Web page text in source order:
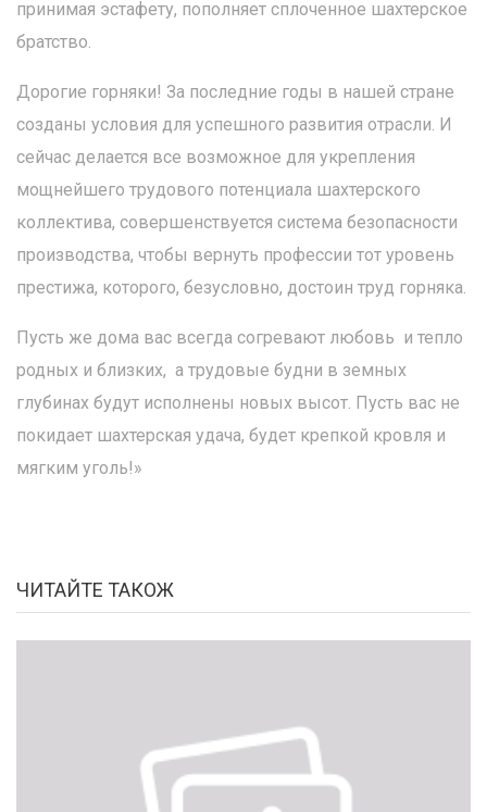
принимая эстафету, пополняет сплоченное шахтерское
братство.
Дорогие горняки! За последние годы в нашей стране
созданы условия для успешного развития отрасли. И
сейчас делается все возможное для укрепления
мощнейшего трудового потенциала шахтерского
коллектива, совершенствуется система безопасности
производства, чтобы вернуть профессии тот уровень
престижа, которого, безусловно, достоин труд горняка.
Пусть же дома вас всегда согревают любовь и тепло
родных и близких, а трудовые будни в земных
глубинах будут исполнены новых высот. Пусть вас не
покидает шахтерская удача, будет крепкой кровля и
мягким уголь!»
ЧИТАЙТЕ ТАКОЖ